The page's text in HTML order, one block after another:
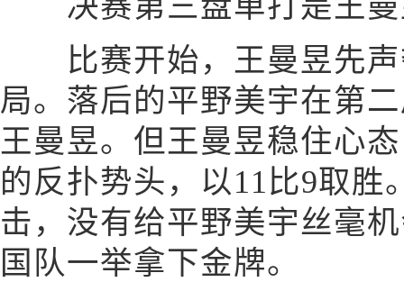
比赛开始，王曼昱先声
局。落后的平野美宇在第
王曼昱。但王曼昱稳住心
的反扑势头，以11比9取胜
击，没有给平野美宇丝毫
国队一举拿下金牌。